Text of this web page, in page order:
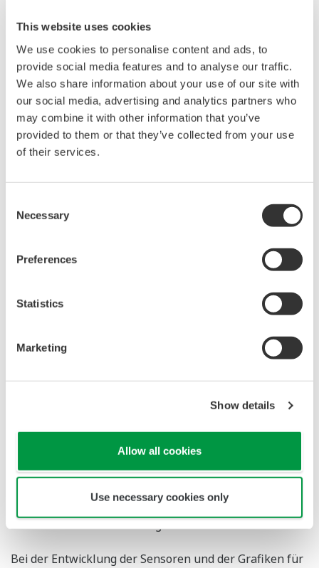
This website uses cookies
We use cookies to personalise content and ads, to
provide social media features and to analyse our traffic.
We also share information about your use of our site with
our social media, advertising and analytics partners who
may combine it with other information that you’ve
provided to them or that they’ve collected from your use
of their services.
Selection
Necessary
Preferences
Statistics
Marketing
Show details
Allow all cookies
Use necessary cookies only
implementiert. ISA100-Wireless-Feldsysteme von
Yokogawa werden bereits in verschiedenen von Statoil
betriebenen Anlagen eingesetzt.
Entwicklung im Überblick
Statoil und Yokogawa werden gemeinsam ein System
entwickeln, das die Anforderungen an Arbeits- und
18001 erfüllt. Das Herzstück dieses Systems wird ein
ISA100-konformes drahtloses Feldgerätenetzwerk zur
Erfassung von Daten mit Hilfe von Geräuschsensoren
sein, die über die gesamte Anlage verteilt sind. Die so
erfassten Daten werden dann in Echtzeit über einen
zentralen Leitstelle oder über einen Cloud-Service
gespeichert und lassen sich jederzeit für
sind ISA100-Wireless-Feldsysteme verdrahteten Sys-
temen vorzuziehen, da die Datenerfassung über weit
zuverlässiger ist, die Sensoren sich auch problemlos an
Verdrahtungskosten auch bei Systemen mit vielen
Bei der Entwicklung der Sensoren und der Grafiken für